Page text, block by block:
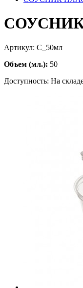
Артикул: С_50мл
Объем (мл.): 50
Доступность: На